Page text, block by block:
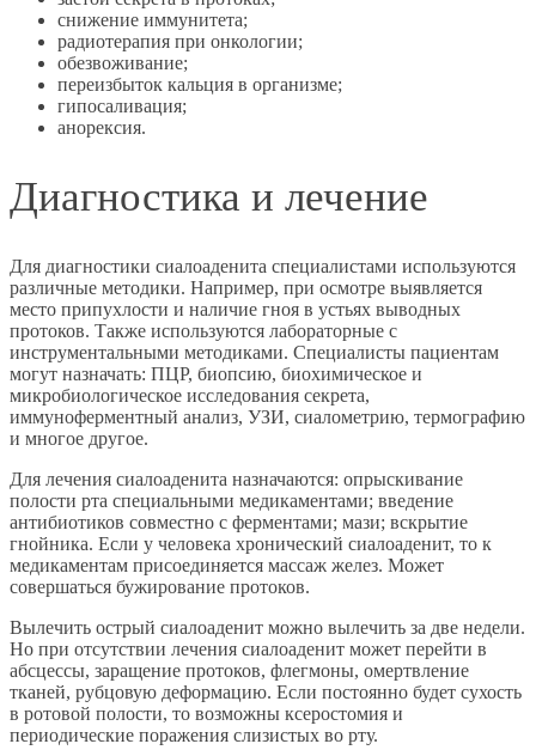
снижение иммунитета;
радиотерапия при онкологии;
обезвоживание;
переизбыток кальция в организме;
гипосаливация;
анорексия.
Диагностика и лечение
Для диагностики сиалоаденита специалистами используются
различные методики. Например, при осмотре выявляется
место припухлости и наличие гноя в устьях выводных
протоков. Также используются лабораторные с
инструментальными методиками. Специалисты пациентам
могут назначать: ПЦР, биопсию, биохимическое и
микробиологическое исследования секрета,
иммуноферментный анализ, УЗИ, сиалометрию, термографию
и многое другое.
Для лечения сиалоаденита назначаются: опрыскивание
полости рта специальными медикаментами; введение
антибиотиков совместно с ферментами; мази; вскрытие
гнойника. Если у человека хронический сиалоаденит, то к
медикаментам присоединяется массаж желез. Может
совершаться бужирование протоков.
Вылечить острый сиалоаденит можно вылечить за две недели.
Но при отсутствии лечения сиалоаденит может перейти в
абсцессы, заращение протоков, флегмоны, омертвление
тканей, рубцовую деформацию. Если постоянно будет сухость
в ротовой полости, то возможны ксеростомия и
периодические поражения слизистых во рту.